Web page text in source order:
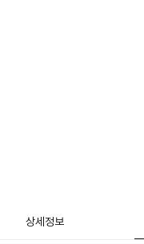
상세정보